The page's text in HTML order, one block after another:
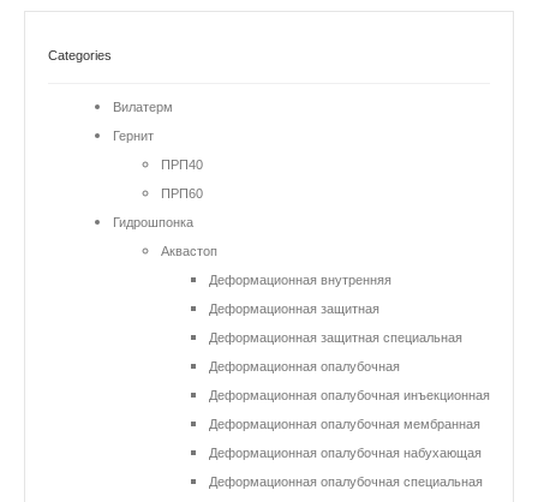
Categories
Вилатерм
Гернит
ПРП40
ПРП60
Гидрошпонка
Аквастоп
Деформационная внутренняя
Деформационная защитная
Деформационная защитная специальная
Деформационная опалубочная
Деформационная опалубочная инъекционная
Деформационная опалубочная мембранная
Деформационная опалубочная набухающая
Деформационная опалубочная специальная